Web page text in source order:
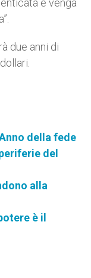
e venga
due anni di
della fede
del
alla
è il